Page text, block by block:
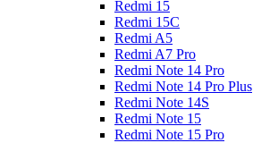
Redmi 15
Redmi 15C
Redmi A5
Redmi A7 Pro
Redmi Note 14 Pro
Redmi Note 14 Pro Plus
Redmi Note 14S
Redmi Note 15
Redmi Note 15 Pro